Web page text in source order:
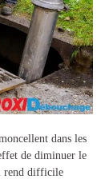
dans les
de diminuer le
rend difficile